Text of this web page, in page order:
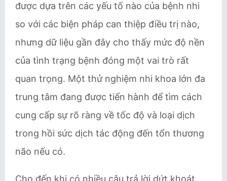
được dựa trên các yếu tố nào của bệnh nhi
so với các biện pháp can thiệp điều trị nào,
nhưng dữ liệu gần đây cho thấy mức độ nền
của tình trạng bệnh đóng một vai trò rất
quan trọng. Một thử nghiệm nhi khoa lớn đa
trung tâm đang được tiến hành để tìm cách
cung cấp sự rõ ràng về tốc độ và loại dịch
trong hồi sức dịch tác động đến tổn thương
não nếu có.
Cho đến khi có nhiều câu trả lời dứt khoát